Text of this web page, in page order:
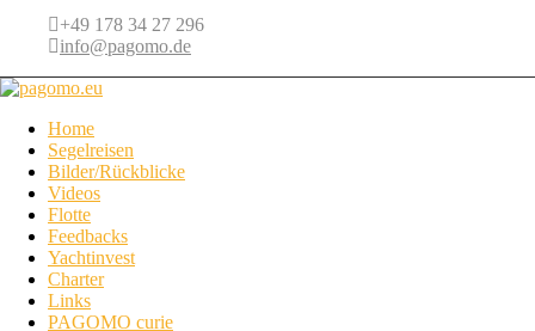
+49 178 34 27 296
info@pagomo.de
Home
Segelreisen
Bilder/Rückblicke
Videos
Flotte
Feedbacks
Yachtinvest
Charter
Links
PAGOMO curie